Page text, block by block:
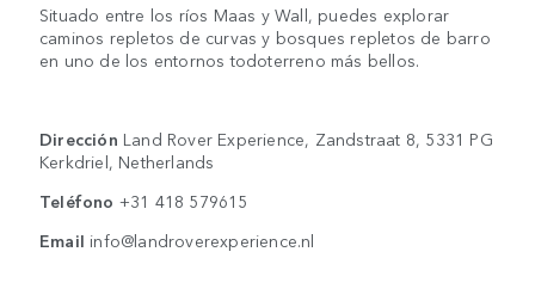
Situado entre los ríos Maas y Wall, puedes explorar
caminos repletos de curvas y bosques repletos de barro
en uno de los entornos todoterreno más bellos.
Dirección Land Rover Experience, Zandstraat 8, 5331 PG
Kerkdriel, Netherlands
Teléfono +31 418 579615
Email info@landroverexperience.nl